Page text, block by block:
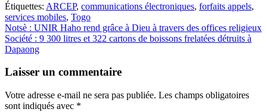
Étiquettes: ARCEP, communications électroniques, forfaits appels,
services mobiles, Togo
Navigation
de
Notsè : UNIR Haho rend grâce à Dieu à travers des offices religieux
Société : 9 300 litres et 322 cartons de boissons frelatées détruits à
Dapaong
Laisser un commentaire
Votre adresse e-mail ne sera pas publiée. Les champs obligatoires
sont indiqués avec *